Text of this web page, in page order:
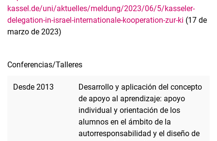
kassel.de/uni/aktuelles/meldung/2023/06/5/kasseler-
delegation-in-israel-internationale-kooperation-zur-ki (17 de
marzo de 2023)
Conferencias/Talleres
Desde 2013
Desarrollo y aplicación del concepto
de apoyo al aprendizaje: apoyo
individual y orientación de los
alumnos en el ámbito de la
autorresponsabilidad y el diseño de